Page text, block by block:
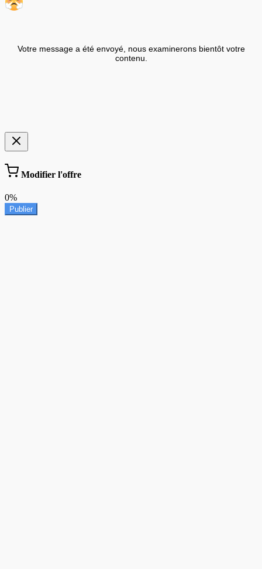
Votre message a été envoyé, nous examinerons bientôt votre
contenu.
Modifier l'offre
0%
Publier